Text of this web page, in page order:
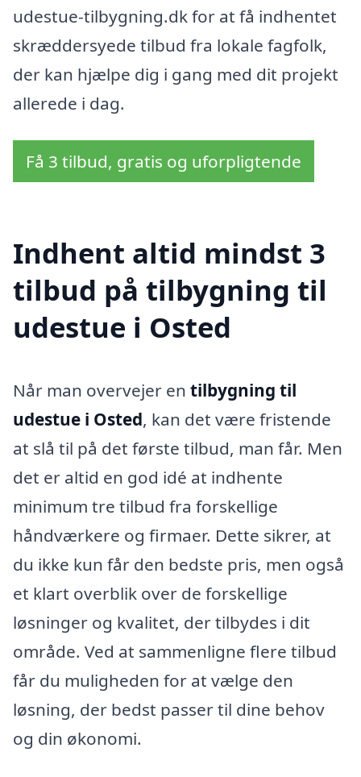
udestue-tilbygning.dk for at få indhentet
skræddersyede tilbud fra lokale fagfolk,
der kan hjælpe dig i gang med dit projekt
allerede i dag.
Få 3 tilbud, gratis og uforpligtende
Indhent altid mindst 3
tilbud på tilbygning til
udestue i Osted
Når man overvejer en tilbygning til
udestue i Osted, kan det være fristende
at slå til på det første tilbud, man får. Men
det er altid en god idé at indhente
minimum tre tilbud fra forskellige
håndværkere og firmaer. Dette sikrer, at
du ikke kun får den bedste pris, men også
et klart overblik over de forskellige
løsninger og kvalitet, der tilbydes i dit
område. Ved at sammenligne flere tilbud
får du muligheden for at vælge den
løsning, der bedst passer til dine behov
og din økonomi.